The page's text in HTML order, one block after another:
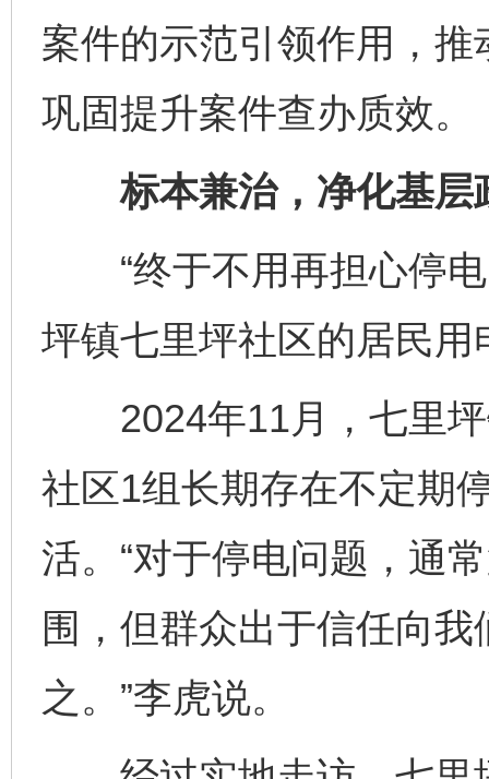
案件的示范引领作用，
巩固提升案件查办质效。
标本兼治，净化基层
“终于不用再担心停电
坪镇七里坪社区的居民
2024年11月，七里坪
社区1组长期存在不定期
活。“对于停电问题，通
围，但群众出于信任向
之。”李虎说。